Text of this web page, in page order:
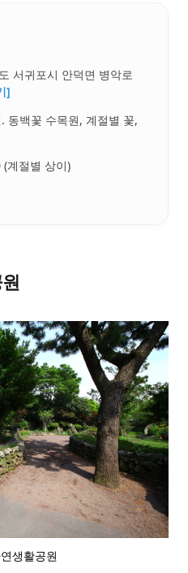
서귀포시 안덕면 병악로
]
동백꽃 수목원, 계절별 꽃,
계절별 상이)
생활공원